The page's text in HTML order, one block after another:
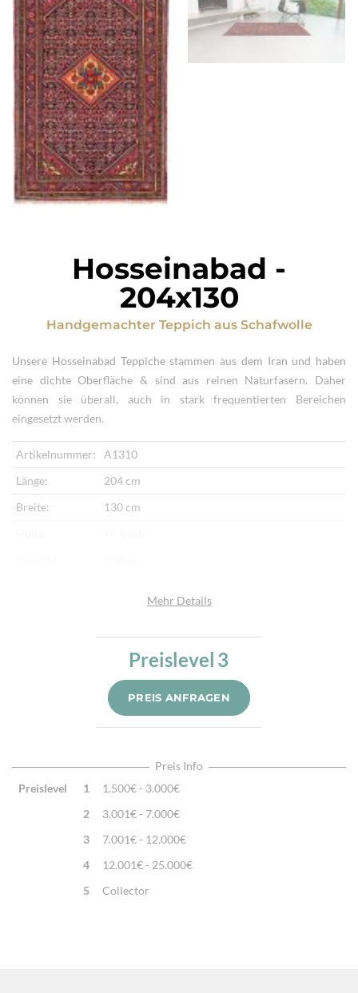
Hosseinabad -
204x130
Handgemachter Teppich aus Schafwolle
Unsere Hosseinabad Teppiche stammen aus dem Iran und haben
eine dichte Oberfläche & sind aus reinen Naturfasern. Daher
können sie überall, auch in stark frequentierten Bereichen
eingesetzt werden.
Artikelnummer:
A1310
Länge:
204 cm
Breite:
130 cm
Schafwolle
Halbantik
280.000/m²
Handgeknüpft
Traditionelle Machart
Mehr Details
Preislevel 3
PREIS ANFRAGEN
Preis Info
Preislevel
1
1.500€ - 3.000€
2
3.001€ - 7.000€
3
7.001€ - 12.000€
4
12.001€ - 25.000€
5
Collector